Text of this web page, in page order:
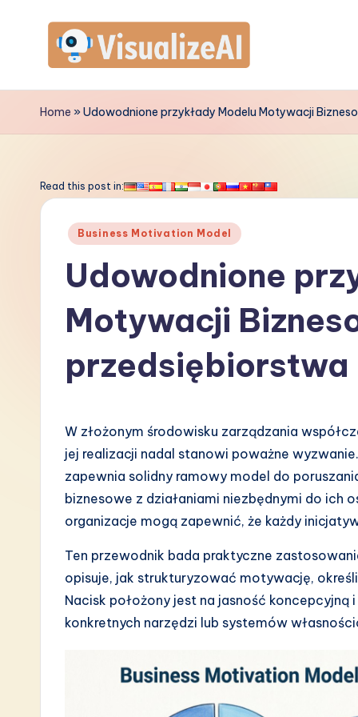
contentV
is
a
Home »Udowodnione przykłady Modelu Motywacji
Read this post in:
Posted
Business Motivation Model
Udowodnione
Motywacji
przedsiębiorstwa
W złożonym środowisku zarządzania
jej realizacji nadal stanowi poważne
zapewnia solidny ramowy model do
biznesowe z działaniami niezbędnymi do ich
organizacje mogą zapewnić, że każdy
Ten przewodnik bada praktyczne
opisuje, jak strukturyzować motywację,
Nacisk położony jest na jasność
konkretnych narzędzi lub systemów